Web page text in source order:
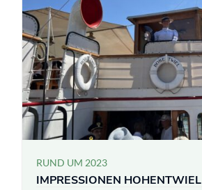
RUND UM 2023
IMPRESSIONEN HOHENTWIEL